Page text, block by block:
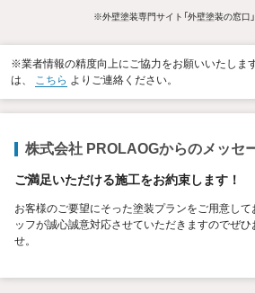
※外壁塗装専門サイト「外壁塗装の窓口
※業者情報の精度向上にご協力をお願いいたしま
は、 こちら よりご連絡ください。
株式会社 PROLAOGからのメッセ
ご満足いただける施工をお約束します！
お客様のご要望にそった塗装プランをご用意し
ッフが誠心誠意対応させていただきますのでぜ
せ。